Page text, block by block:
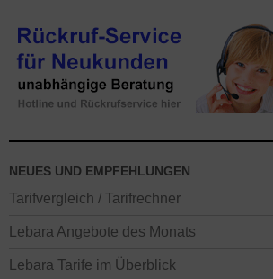
NEUES UND EMPFEHLUNGEN
Tarifvergleich / Tarifrechner
Lebara Angebote des Monats
Lebara Tarife im Überblick